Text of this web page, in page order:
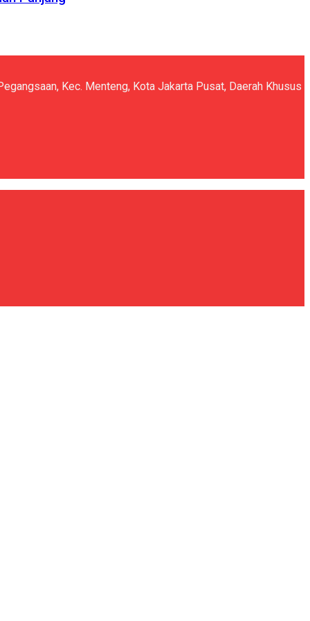
Kec. Menteng, Kota Jakarta Pusat, Daerah Khusus